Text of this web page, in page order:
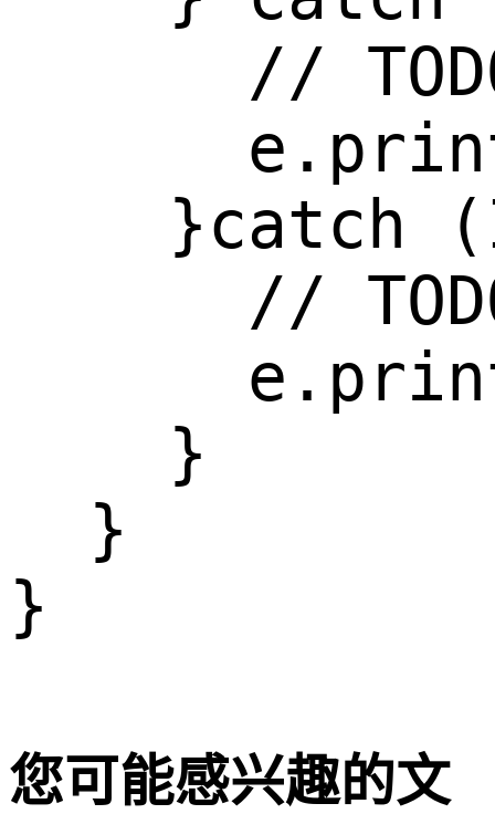
//
}catch
//
    }
  }
}
您可能感兴趣的文